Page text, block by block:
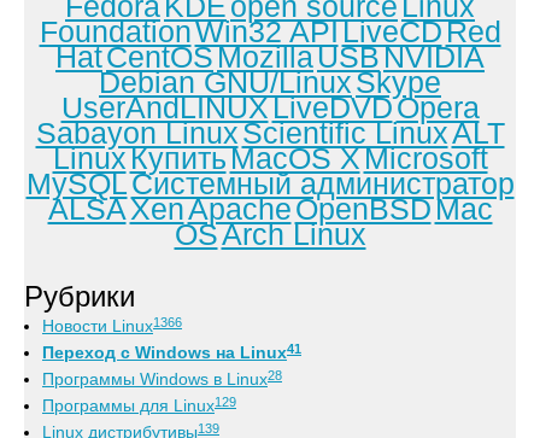
FoundationWin32 APILiveCDRed
HatCentOSMozillaUSBNVIDIA
Debian GNU/LinuxSkype
UserAndLINUXLiveDVDOpera
Sabayon LinuxScientific LinuxALT
LinuxКупитьMacOS XMicrosoft
MySQLСистемный администратор
ALSAXenApacheOpenBSDMac
OSArch Linux
Рубрики
Новости Linux1366
Переход с Windows на Linux41
Программы Windows в Linux28
Программы для Linux129
Linux дистрибутивы139